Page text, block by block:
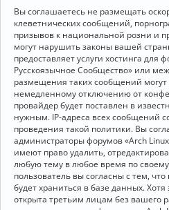
Вы соглашаетесь не размещать
клеветнических сообщений,
призывов к национальной розни и
могут нарушить законы вашей
предоставляет услуги хостинга для
Русскоязычное Сообщество» или
размещения таких сообщений
немедленному отключению от
провайдер будет поставлен в
нужным. IP-адреса всех сообщений
проведения такой политики. Вы
администраторы форумов «Arch
имеют право удалить,
любую тему в любое время по
пользователь вы согласны с тем,
будет храниться в базе данных.
открыта третьим лицам без вашего